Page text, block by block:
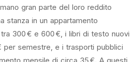
gran parte del loro reddito
stanza in un appartamento
300 € e 600 €, i libri di testo nuovi
per semestre, e i trasporti pubblici